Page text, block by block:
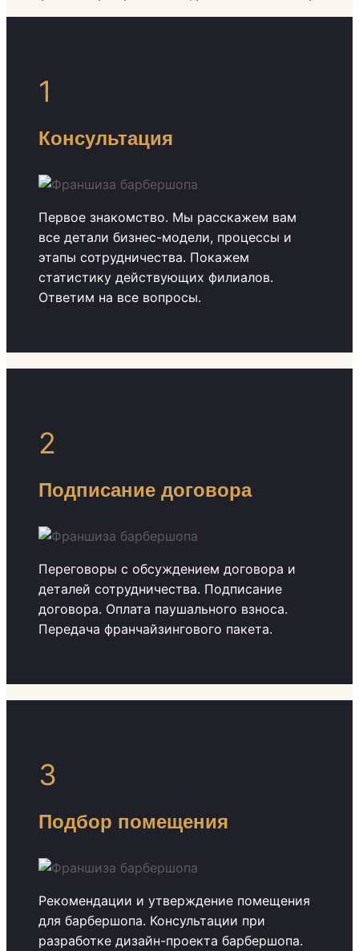
1
Консультация
Первое знакомство. Мы расскажем вам
все детали бизнес-модели, процессы и
этапы сотрудничества. Покажем
статистику действующих филиалов.
Ответим на все вопросы.
2
Подписание договора
Переговоры с обсуждением договора и
деталей сотрудничества. Подписание
договора. Оплата паушального взноса.
Передача франчайзингового пакета.
3
Подбор помещения
Рекомендации и утверждение помещения
для барбершопа. Консультации при
разработке дизайн-проекта барбершопа.